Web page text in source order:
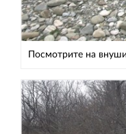
Посмотрите на